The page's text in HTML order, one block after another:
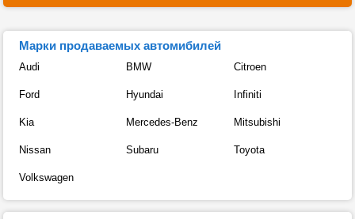
Марки продаваемых автомибилей
Audi BMW Citroen
Ford Hyundai Infiniti
Kia Mercedes-Benz Mitsubishi
Nissan Subaru Toyota
Volkswagen